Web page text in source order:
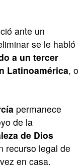
ante un
se le habló
a un tercer
Latinoamérica, o
permanece
de la
de Dios
recurso legal de
en casa.